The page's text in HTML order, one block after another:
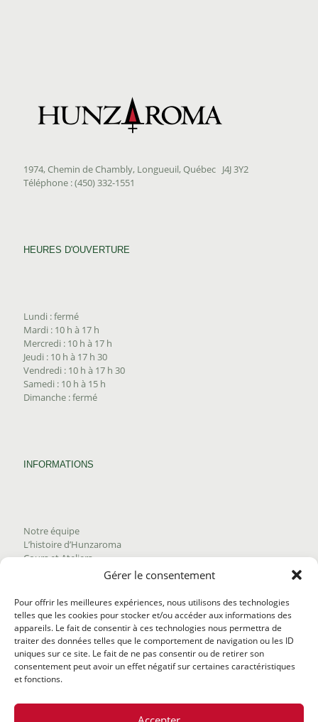
Gérer le consentement
Pour offrir les meilleures expériences, nous utilisons des technologies
telles que les cookies pour stocker et/ou accéder aux informations des
appareils. Le fait de consentir à ces technologies nous permettra de
traiter des données telles que le comportement de navigation ou les ID
uniques sur ce site. Le fait de ne pas consentir ou de retirer son
consentement peut avoir un effet négatif sur certaines caractéristiques
et fonctions.
1974, Chemin de Chambly, Longueuil, Québec J4J 3Y2
Téléphone : (450) 332-1551
HEURES D'OUVERTURE
Lundi : fermé
Mardi : 10 h à 17 h
Mercredi : 10 h à 17 h
Jeudi : 10 h à 17 h 30
Vendredi : 10 h à 17 h 30
Samedi : 10 h à 15 h
Dimanche : fermé
INFORMATIONS
Notre équipe
L’histoire d’Hunzaroma
Cours et Ateliers
Trouver nos produits
Politique de frais d'envoi
Termes et conditions
Politique de remboursement